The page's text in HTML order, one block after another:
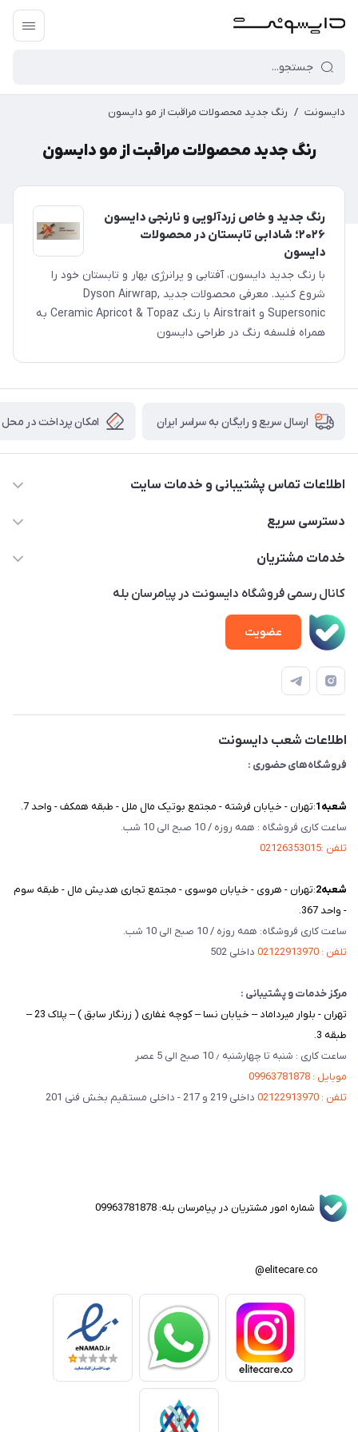
دایسونت / رنگ جدید محصولات مراقبت از مو دایسون
رنگ جدید محصولات مراقبت از مو دایسون
رنگ جدید و خاص زردآلویی و نارنجی دایسون
۲۰۲۶؛ شادابی تابستان در محصولات
دایسون
با رنگ جدید دایسون، آفتابی و پرانرژی بهار و تابستان خود را
شروع کنید. معرفی محصولات جدید Dyson Airwrap,
Supersonic و Airstrait با رنگ Ceramic Apricot & Topaz به
همراه فلسفه رنگ در طراحی دایسون
ارسال سریع و رایگان به سراسر ایران امکان پرداخت در محل
اطلاعات تماس پشتیبانی و خدمات سایت
02122913970 داخلی 219
پلاک 23 – طبقه 3
دسترسی سریع
خانه
ویدئو‌های آموزشی
دفترچه راهنمای محصولات
درباره ما
تماس با ما
خدمات مشتریان
امور مشتریان
حساب کاربری
قوانین و مقررات
کانال رسمی فروشگاه دایسونت در پیامرسان بله
عضویت
اطلاعات شعب دایسونت
فروشگاه‌های حضوری :
شعبه‌1 :تهران - خیابان فرشته - مجتمع بوتیک مال ملل - طبقه همکف - واحد 7.
ساعت کاری فروشگاه : همه روزه / 10 صبح الی 10 شب.
تلفن :02126353015
شعبه‌2 :تهران - هروی - خیابان موسوی - مجتمع تجاری هدیش مال - طبقه سوم
- واحد 367.
ساعت کاری فروشگاه: همه روزه / 10 صبح الی 10 شب.
تلفن : 02122913970
داخلی 502
مرکز خدمات و پشتیبانی :
تهران - بلوار میرداماد – خیابان نسا – کوچه غفاری ( زرنگار سابق ) – پلاک 23 –
طبقه 3.
ساعت کاری : شنبه تا چهارشنبه ٫ 10 صبح الی 5 عصر
موبایل : 09963781878
تلفن : 02122913970
داخلی 219 و 217 - داخلی مستقیم بخش فنی 201
شماره امور مشتریان در پیامرسان بله: 09963781878